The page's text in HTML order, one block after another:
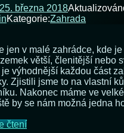
25. března 2018
Kategorie:Zahrada
jen v malé zahrádce, kde je
větší, členitější nebo
je výhodnější každou část
Zjistili jsme to na vlastní
Nakonec máme ve
by se nám možná jedna
čteníJedna